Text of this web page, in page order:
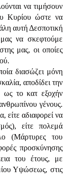
να τιμήσουν
Κυρίου ώστε να
αυτή Δεσποτική
να σκεφτούμε
μας, οι οποίες
διασώζει μόνη
αποδίδει την
το κατ εξοχήν
γένους.
είτε αδιαφορεί να
είτε πολεμά
(Mάρτυρες του
προσκύνησης
του έτους, με
Υψώσεως, στις